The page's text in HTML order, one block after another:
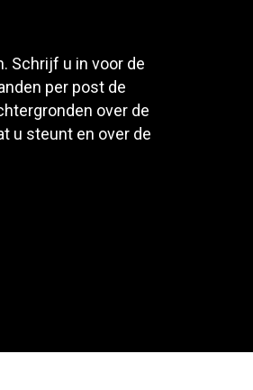
Schrijf u in voor de
per post de
over de
u steunt en over de